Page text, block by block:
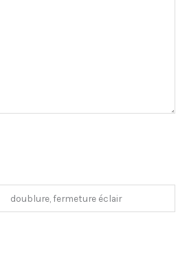
doublure, fermeture éclair